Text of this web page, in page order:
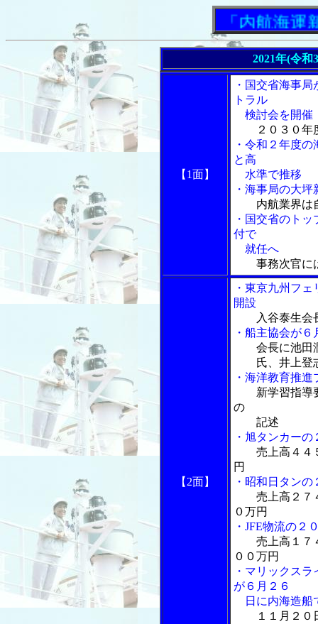
「内航海運新聞
2021年(令
【1面】
・国交省海事
トラル
検討会を開催
２０３０年
・令和２年度
と高
水準で推移
・海事局の大
内航業界は
・国交省のト
付で
就任へ
事務次官に
【2面】
・東京九州フ
開設
入谷泰生会
・船主協会が
会長に池田
氏、井上登志
・海洋教育推
新学習指導
の
記述
・旭タンカー
売上高４４
円
・昭和日タン
売上高２７
０万円
・JFE物流の２
売上高１７
００万円
・マリックス
が６月２６
日に内海造船
１１月２